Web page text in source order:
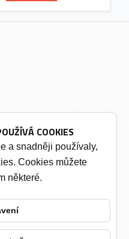
COOKIES
a snadněji používaly,
Cookies můžete
některé.